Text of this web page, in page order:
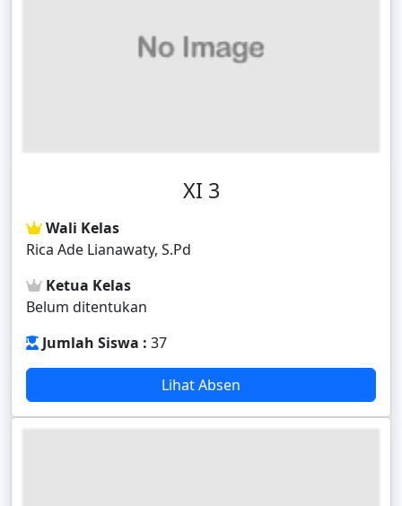
XI 3
Wali Kelas
Rica Ade Lianawaty, S.Pd
Ketua Kelas
Belum ditentukan
Jumlah Siswa : 37
Lihat Absen